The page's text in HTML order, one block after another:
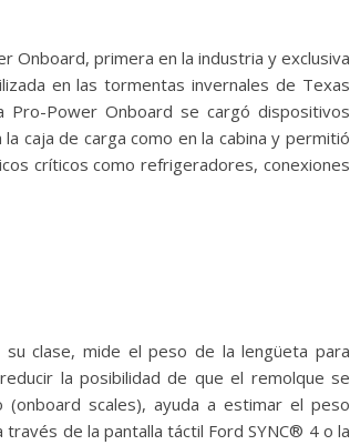
Onboard, primera en la industria y exclusiva
en las tormentas invernales de Texas
Power Onboard se cargó dispositivos
caja de carga como en la cabina y permitió
críticos como refrigeradores, conexiones
clase, mide el peso de la lengüeta para
la posibilidad de que el remolque se
(onboard scales), ayuda a estimar el peso
de la pantalla táctil Ford SYNC® 4 o la